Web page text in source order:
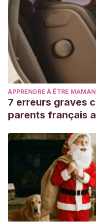
APPRENDRE À ÊTRE MAMAN
7 erreurs graves
parents français